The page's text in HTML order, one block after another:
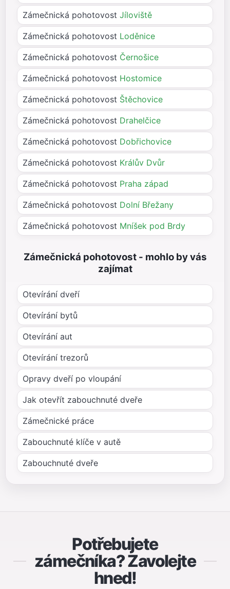
Zámečnická pohotovost Jíloviště
Zámečnická pohotovost Loděnice
Zámečnická pohotovost Černošice
Zámečnická pohotovost Hostomice
Zámečnická pohotovost Štěchovice
Zámečnická pohotovost Drahelčice
Zámečnická pohotovost Dobřichovice
Zámečnická pohotovost Králův Dvůr
Zámečnická pohotovost Praha západ
Zámečnická pohotovost Dolní Břežany
Zámečnická pohotovost Mníšek pod Brdy
Zámečnická pohotovost - mohlo by vás
zajímat
Otevírání dveří
Otevírání bytů
Otevírání aut
Otevírání trezorů
Opravy dveří po vloupání
Jak otevřít zabouchnuté dveře
Zámečnické práce
Zabouchnuté klíče v autě
Zabouchnuté dveře
Potřebujete
zámečníka? Zavolejte
hned!